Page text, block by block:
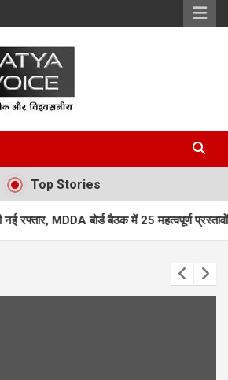
Top Stories
बोर्ड बैठक में 25 महत्वपूर्ण प्रस्तावों को मंजूरी